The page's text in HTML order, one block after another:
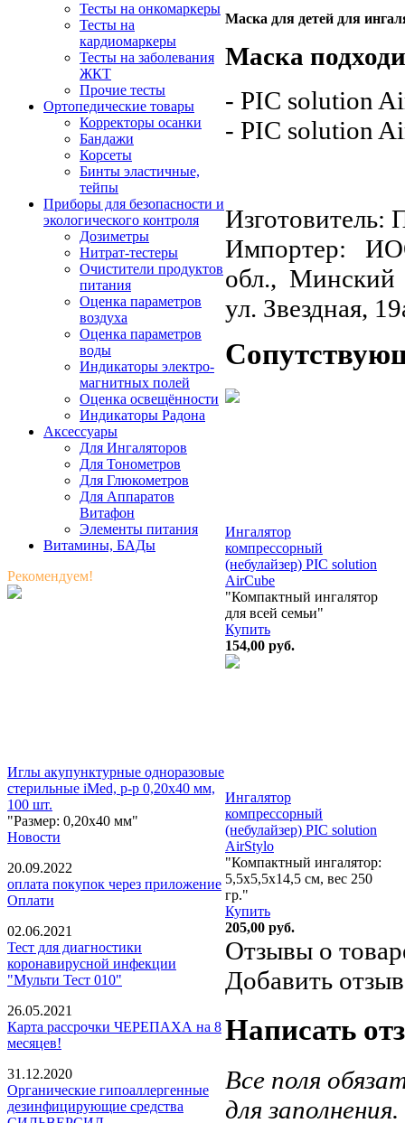
Тесты на онкомаркеры
Тесты на
кардиомаркеры
Тесты на заболевания
ЖКТ
Прочие тесты
Ортопедические товары
Корректоры осанки
Бандажи
Корсеты
Бинты эластичные,
тейпы
Приборы для безопасности и
экологического контроля
Дозиметры
Нитрат-тестеры
Очистители продуктов
питания
Оценка параметров
воздуха
Оценка параметров
воды
Индикаторы электро-
магнитных полей
Оценка освещённости
Индикаторы Радона
Аксессуары
Для Ингаляторов
Для Тонометров
Для Глюкометров
Для Аппаратов
Витафон
Элементы питания
Витамины, БАДы
Рекомендуем!
Иглы акупунктурные одноразовые
стерильные iMed, р-р 0,20х40 мм,
100 шт.
"Размер: 0,20х40 мм"
Новости
20.09.2022
оплата покупок через приложение
Оплати
02.06.2021
Тест для диагностики
коронавирусной инфекции
"Мульти Тест 010"
26.05.2021
Карта рассрочки ЧЕРЕПАХА на 8
месяцев!
31.12.2020
Органические гипоаллергенные
дезинфицирующие средства
Маска для детей для
Маска
- PIC solution
- PIC solution
Импортер:
обл., Минский
ул. Звездная,
Ингалятор
компрессорный
(небулайзер) PIC solution
AirCube
"Компактный ингалятор
для всей семьи"
Купить
154,00 руб.
Ингалятор
компрессорный
(небулайзер) PIC solution
AirStylo
"Компактный ингалятор:
5,5х5,5х14,5 см, вес 250
гр."
Купить
205,00 руб.
Отзывы о
Добавить отзыв
Написать
Все поля
для